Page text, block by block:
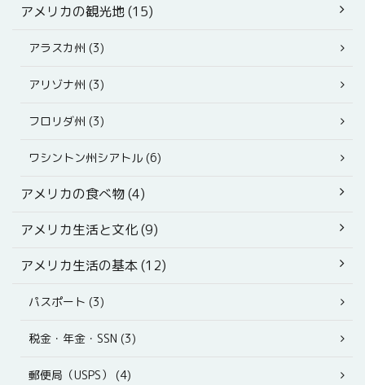
アメリカの観光地 (15)
アラスカ州 (3)
アリゾナ州 (3)
フロリダ州 (3)
ワシントン州シアトル (6)
アメリカの食べ物 (4)
アメリカ生活と文化 (9)
アメリカ生活の基本 (12)
パスポート (3)
税金・年金・SSN (3)
郵便局（USPS） (4)